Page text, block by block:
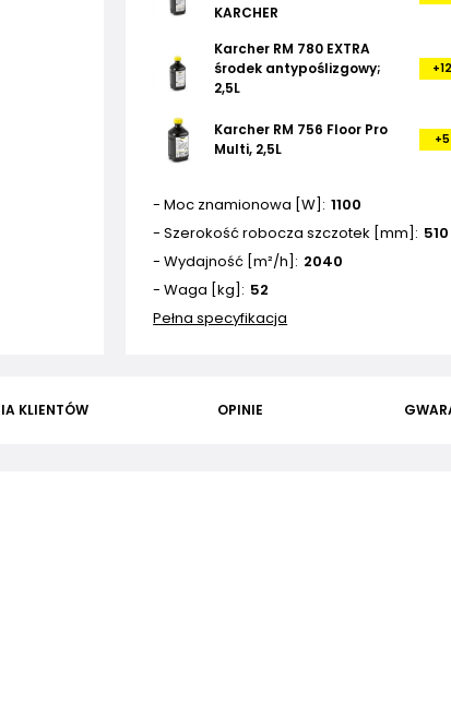
KARCHER
Karcher RM 780 EXTRA
środek antypoślizgowy;
2,5L
Karcher RM 756 Floor Pro
Multi, 2,5L
- Moc znamionowa [W] 1100
- Szerokość robocza szczotek [mm]
510
- Wydajność [m²/h]
2040
- Waga [kg]
52
Pełna specyfikacja
KLIENTÓW OPINIE